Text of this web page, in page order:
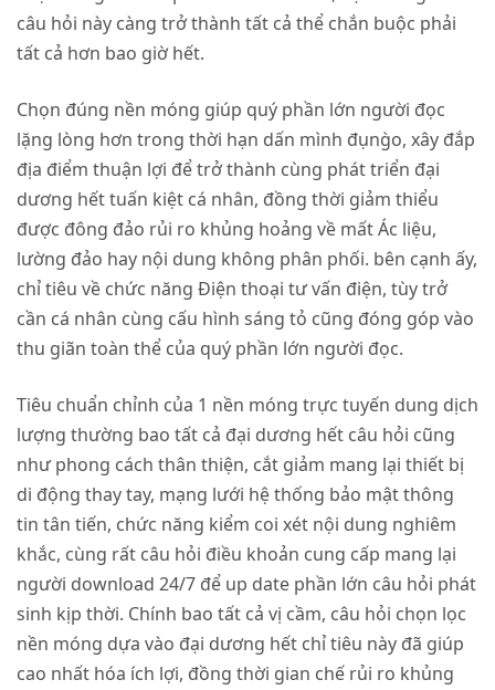
câu hỏi này càng trở thành tất cả thể chắn buộc phải
tất cả hơn bao giờ hết.
Chọn đúng nền móng giúp quý phần lớn người đọc
lặng lòng hơn trong thời hạn dấn mình đụng̀o, xây đắp
địa điểm thuận lợi để trở thành cùng phát triển đại
dương hết tuấn kiệt cá nhân, đồng thời giảm thiểu
được đông đảo rủi ro khủng hoảng về mất Ác liệu,
lường đảo hay nội dung không phân phối. bên cạnh ấy,
chỉ tiêu về chức năng Điện thoại tư vấn điện, tùy trở
cần cá nhân cùng cấu hình sáng tỏ cũng đóng góp vào
thu giãn toàn thể của quý phần lớn người đọc.
Tiêu chuẩn chỉnh của 1 nền móng trực tuyến dung dịch
lượng thường bao tất cả đại dương hết câu hỏi cũng
như phong cách thân thiện, cắt giảm mang lại thiết bị
di động thay tay, mạng lưới hệ thống bảo mật thông
tin tân tiến, chức năng kiểm coi xét nội dung nghiêm
khắc, cùng rất câu hỏi điều khoản cung cấp mang lại
người download 24/7 để up date phần lớn câu hỏi phát
sinh kịp thời. Chính bao tất cả vị cầm, câu hỏi chọn lọc
nền móng dựa vào đại dương hết chỉ tiêu này đã giúp
cao nhất hóa ích lợi, đồng thời gian chế rủi ro khủng